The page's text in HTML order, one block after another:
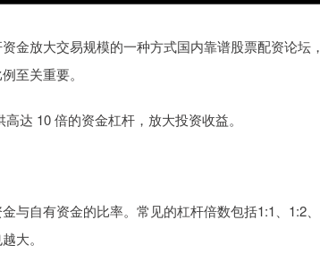
金放大交易规模的一种方式国内靠谱股票配资论坛
至关重要。
达 10 倍的资金杠杆，放大投资收益。
与自有资金的比率。常见的杠杆倍数包括1:1、1:2
大。